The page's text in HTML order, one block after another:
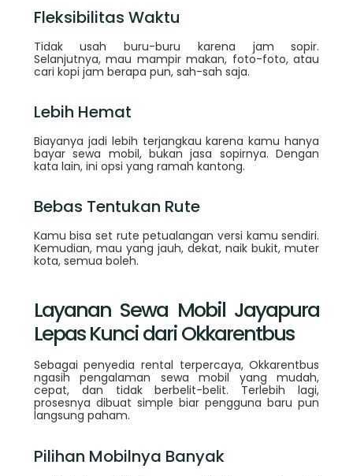
Fleksibilitas Waktu
Tidak usah buru-buru karena jam sopir.
Selanjutnya, mau mampir makan, foto-foto, atau
cari kopi jam berapa pun, sah-sah saja.
Lebih Hemat
Biayanya jadi lebih terjangkau karena kamu hanya
bayar sewa mobil, bukan jasa sopirnya. Dengan
kata lain, ini opsi yang ramah kantong.
Bebas Tentukan Rute
Kamu bisa set rute petualangan versi kamu sendiri.
Kemudian, mau yang jauh, dekat, naik bukit, muter
kota, semua boleh.
Layanan Sewa Mobil Jayapura
Lepas Kunci dari Okkarentbus
Sebagai penyedia rental terpercaya, Okkarentbus
ngasih pengalaman sewa mobil yang mudah,
cepat, dan tidak berbelit-belit. Terlebih lagi,
prosesnya dibuat simple biar pengguna baru pun
langsung paham.
Pilihan Mobilnya Banyak